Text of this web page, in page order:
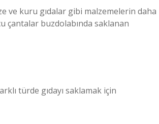
ve kuru gıdalar gibi malzemelerin daha
çantalar buzdolabında saklanan
türde gıdayı saklamak için